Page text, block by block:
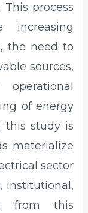
process
the need to
sources,
of energy
this study is
materialize
sector
institutional,
from this